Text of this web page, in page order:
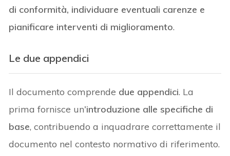
di conformità, individuare eventuali carenze e
pianificare interventi di miglioramento.
Le due appendici
Il documento comprende due appendici. La
prima fornisce un’introduzione alle specifiche di
base, contribuendo a inquadrare correttamente il
documento nel contesto normativo di riferimento.